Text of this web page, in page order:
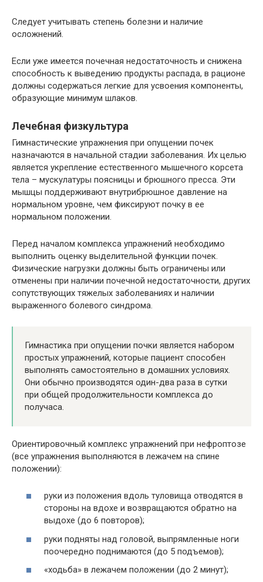
Следует учитывать степень болезни и наличие
осложнений.
Если уже имеется почечная недостаточность и снижена
способность к выведению продукты распада, в рационе
должны содержаться легкие для усвоения компоненты,
образующие минимум шлаков.
Лечебная физкультура
Гимнастические упражнения при опущении почек
назначаются в начальной стадии заболевания. Их целью
является укрепление естественного мышечного корсета
тела – мускулатуры поясницы и брюшного пресса. Эти
мышцы поддерживают внутрибрюшное давление на
нормальном уровне, чем фиксируют почку в ее
нормальном положении.
Перед началом комплекса упражнений необходимо
выполнить оценку выделительной функции почек.
Физические нагрузки должны быть ограничены или
отменены при наличии почечной недостаточности, других
сопутствующих тяжелых заболеваниях и наличии
выраженного болевого синдрома.
Гимнастика при опущении почки является набором
простых упражнений, которые пациент способен
выполнять самостоятельно в домашних условиях.
Они обычно производятся один-два раза в сутки
при общей продолжительности комплекса до
получаса.
Ориентировочный комплекс упражнений при нефроптозе
(все упражнения выполняются в лежачем на спине
положении):
руки из положения вдоль туловища отводятся в
стороны на вдохе и возвращаются обратно на
выдохе (до 6 повторов);
руки подняты над головой, выпрямленные ноги
поочередно поднимаются (до 5 подъемов);
«ходьба» в лежачем положении (до 2 минут);